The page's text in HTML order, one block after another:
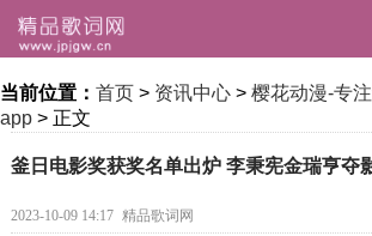
当前位置： 首页 > 资讯中心 > 樱花动漫-专
app > 正文
釜日电影奖获奖名单出炉 李秉宪金瑞亨夺
2023-10-09 14:17 精品歌词网